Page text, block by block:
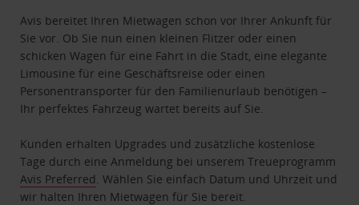
Avis bereitet Ihren Mietwagen schon vor Ihrer Ankunft für
Sie vor. Ob Sie nun einen kleinen Flitzer oder einen
schicken Wagen für eine Fahrt in die Stadt, eine elegante
Limousine für eine Geschäftsreise oder einen
Personentransporter für den Familienurlaub benötigen –
Ihr perfektes Fahrzeug wartet bereits auf Sie.
Kunden erhalten Upgrades und zusätzliche kostenlose
Tage durch eine Anmeldung bei unserem Treueprogramm
Avis Preferred . Wählen Sie einfach Datum und Uhrzeit und
wir halten Ihren Mietwagen für Sie bereit.